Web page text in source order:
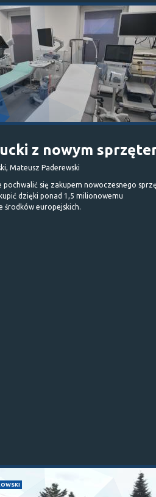
z nowym
Mateusz Paderewski
pochwalić się zakupem nowoczesnego
dzięki ponad 1,5 milionowemu
środków europejskich.